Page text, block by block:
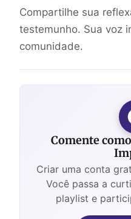
Compartilhe sua
testemunho. Sua voz
comunidade.
Comente
Criar uma conta
Você passa a
playlist e